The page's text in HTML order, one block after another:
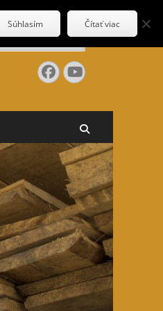
Facebook
YouTube
Súhlasím Čítať viac